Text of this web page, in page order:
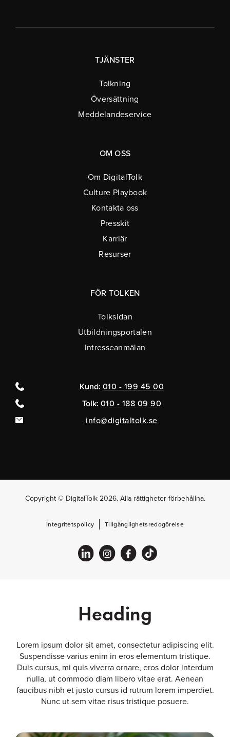
TJÄNSTER
Tolkning
Översättning
Meddelandeservice
OM OSS
Om DigitalTolk
Culture Playbook
Kontakta oss
Presskit
Karriär
Resurser
FÖR TOLKEN
Tolksidan
Utbildningsportalen
Intresseanmälan
Kund: 010 - 199 45 00
Tolk: 010 - 188 09 90
info@digitaltolk.se
Copyright © DigitalTolk 2026. Alla rättigheter förbehållna.
Integritetspolicy Tillgänglighetsredogörelse
Heading
Lorem ipsum dolor sit amet, consectetur adipiscing elit.
Suspendisse varius enim in eros elementum tristique.
Duis cursus, mi quis viverra ornare, eros dolor interdum
nulla, ut commodo diam libero vitae erat. Aenean
faucibus nibh et justo cursus id rutrum lorem imperdiet.
Nunc ut sem vitae risus tristique posuere.